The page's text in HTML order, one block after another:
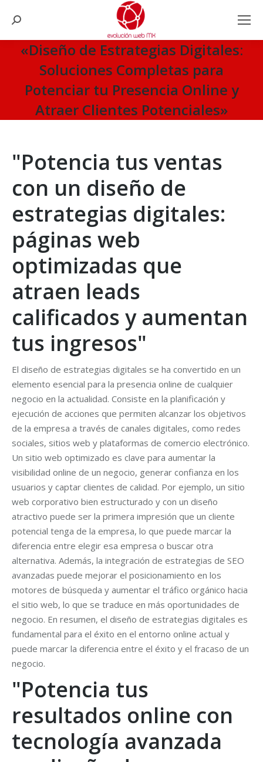
Search:
«Diseño de Estrategias Digitales:
Soluciones Completas para
Potenciar tu Presencia Online y
Atraer Clientes Potenciales»
"Potencia tus ventas
con un diseño de
estrategias digitales:
páginas web
optimizadas que
atraen leads
calificados y aumentan
tus ingresos"
El diseño de estrategias digitales se ha convertido en un
elemento esencial para la presencia online de cualquier
negocio en la actualidad. Consiste en la planificación y
ejecución de acciones que permiten alcanzar los objetivos
de la empresa a través de canales digitales, como redes
sociales, sitios web y plataformas de comercio electrónico.
Un sitio web optimizado es clave para aumentar la
visibilidad online de un negocio, generar confianza en los
usuarios y captar clientes de calidad. Por ejemplo, un sitio
web corporativo bien estructurado y con un diseño
atractivo puede ser la primera impresión que un cliente
potencial tenga de la empresa, lo que puede marcar la
diferencia entre elegir esa empresa o buscar otra
alternativa. Además, la integración de estrategias de SEO
avanzadas puede mejorar el posicionamiento en los
motores de búsqueda y aumentar el tráfico orgánico hacia
el sitio web, lo que se traduce en más oportunidades de
negocio. En resumen, el diseño de estrategias digitales es
fundamental para el éxito en el entorno online actual y
puede marcar la diferencia entre el éxito y el fracaso de un
negocio.
"Potencia tus
resultados online con
tecnología avanzada